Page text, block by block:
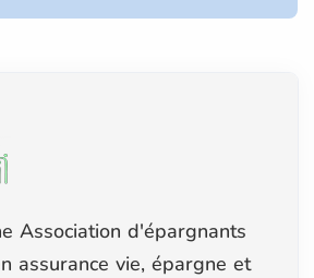
Association d'épargnants
assurance vie, épargne et